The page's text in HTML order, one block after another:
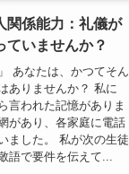
関係能力：礼儀が
ていませんか？
あなたは、かつてそん
ありませんか？ 私に
言われた記憶がありま
があり、各家庭に電話
ました。 私が次の生徒
語で要件を伝えて...